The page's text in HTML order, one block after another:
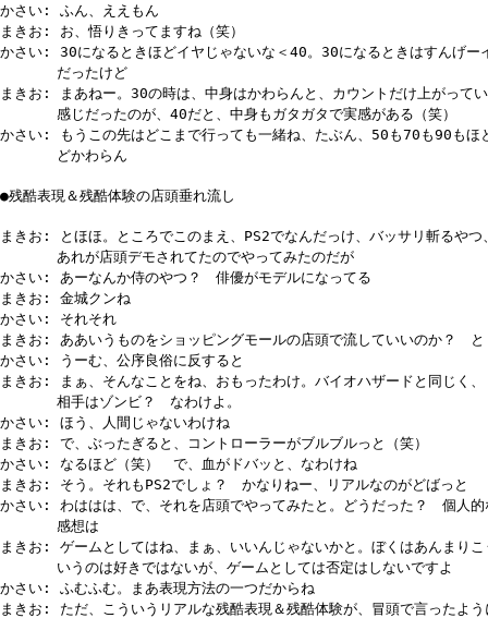
かさい: ふん、ええもん
まきお: お、悟りきってますね（笑）
かさい: 30になるときほどイヤじゃないな＜40。30になるときはすんげー
だったけど
まきお: まあねー。30の時は、中身はかわらんと、カウントだけ上がってい
感じだったのが、40だと、中身もガタガタで実感がある（笑）
かさい: もうこの先はどこまで行っても一緒ね、たぶん、50も70も90もほ
どかわらん
●残酷表現＆残酷体験の店頭垂れ流し
まきお: とほほ。ところでこのまえ、PS2でなんだっけ、バッサリ斬るやつ、
あれが店頭デモされてたのでやってみたのだが
かさい: あーなんか侍のやつ？ 俳優がモデルになってる
まきお: 金城クンね
かさい: それそれ
まきお: ああいうものをショッピングモールの店頭で流していいのか？ と
かさい: うーむ、公序良俗に反すると
まきお: まぁ、そんなことをね、おもったわけ。バイオハザードと同じく、
相手はゾンビ？ なわけよ。
かさい: ほう、人間じゃないわけね
まきお: で、ぶったぎると、コントローラーがブルブルっと（笑）
かさい: なるほど（笑） で、血がドバッと、なわけね
まきお: そう。それもPS2でしょ？ かなりねー、リアルなのがどばっと
かさい: わははは、で、それを店頭でやってみたと。どうだった？ 個人的
感想は
まきお: ゲームとしてはね、まぁ、いいんじゃないかと。ぼくはあんまりこ
いうのは好きではないが、ゲームとしては否定はしないですよ
かさい: ふむふむ。まあ表現方法の一つだからね
まきお: ただ、こういうリアルな残酷表現＆残酷体験が、冒頭で言ったよう